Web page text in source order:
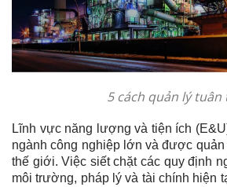
5 cách quản lý tuân
Lĩnh vực năng lượng và tiện ích
ngành công nghiệp lớn và được quản
thế giới. Việc siết chặt các quy định
môi trường, pháp lý và tài chính hiện